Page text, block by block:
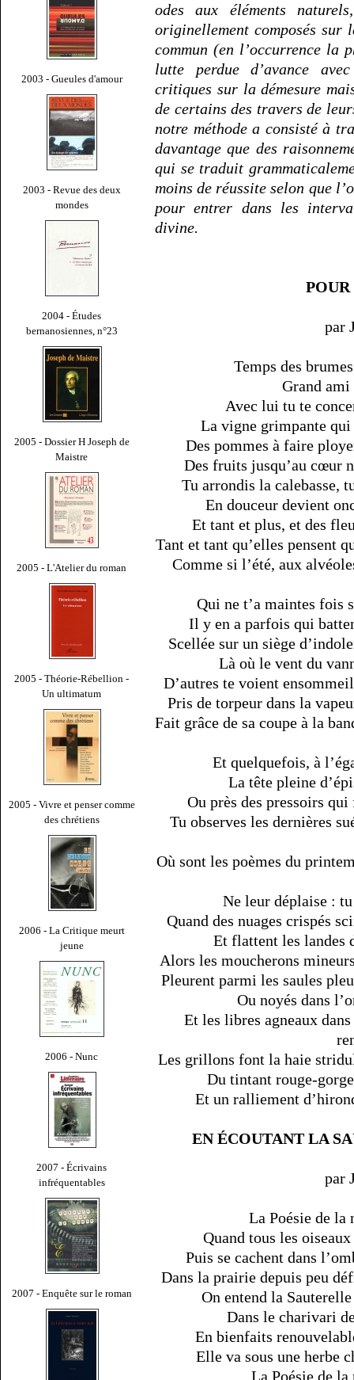
2003 - Gueules d'amour
2003 - Revue des deux
mondes
2004 - Études
bernanosiennes, n°23
2005 - Dossier H Joseph de
Maistre
2005 - L'Atelier du roman
2005 - Théorie-Rébellion -
Un ultimatum
2005 - Vivre et penser comme
des chrétiens
2006 - La Critique meurt
jeune
2006 - Nunc
2007 - Écrivains
infréquentables
2007 - Enquête sur le roman
odes aux éléments
originellement composés sur
commun (en l’occurrence la
lutte perdue d’avance
critiques sur la démesure
de certains des travers de
notre méthode a consisté à
davantage que des
qui se traduit
moins de réussite selon que
pour entrer dans les
divine.
par
Temps des
Grand
Avec lui tu te
La vigne grimpante
Des pommes à faire
Des fruits jusqu’au cœur
Tu arrondis la calebasse,
En douceur devient
Et tant et plus, et des
Tant et tant qu’elles pensent
Comme si l’été, aux
Qui ne t’a maintes fois
Il y en a parfois qui
Scellée sur un siège
Là où le vent du
D’autres te voient
Pris de torpeur dans la
Fait grâce de sa coupe à la
Et quelquefois, à
La tête pleine
Ou près des pressoirs
Tu observes les dernières
Où sont les poèmes du
Ne leur déplaise :
Quand des nuages crispés
Et flattent les landes
Alors les moucherons
Pleurent parmi les saules
Ou noyés dans
Et les libres agneaux
Les grillons font la haie
Du tintant rouge-
Et un ralliement
EN ÉCOUTANT LA
par
La Poésie de la
Quand tous les
Puis se cachent dans
Dans la prairie depuis peu
On entend la
Dans le charivari
En bienfaits
Elle va sous une herbe
La Poésie de la